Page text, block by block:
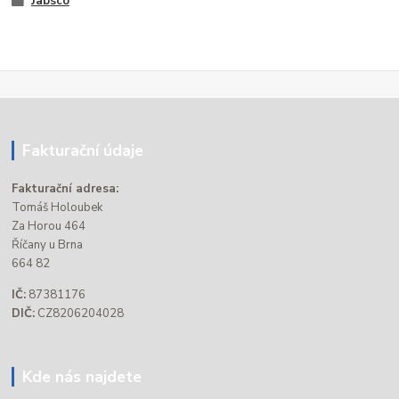
Fakturační údaje
Fakturační adresa:
Tomáš Holoubek
Za Horou 464
Říčany u Brna
664 82
IČ: 87381176
DIČ: CZ8206204028
Kde nás najdete